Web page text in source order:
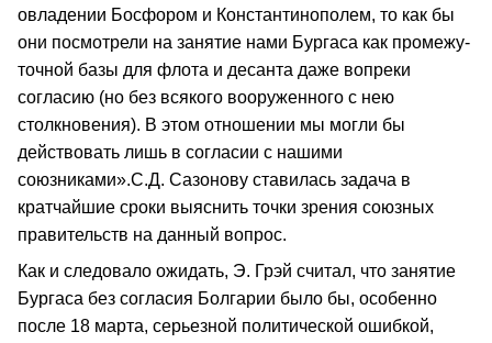
овладении Босфором и Константи­нополем, то как бы
они посмотрели на занятие нами Бургаса как промежу­
точной базы для флота и десанта даже вопреки
согласию (но без всякого вооруженного с нею
столкновения). В этом отношении мы могли бы
действовать лишь в согласии с нашими
союзниками».С.Д. Сазонову ставилась задача в
кратчайшие сроки выяснить точки зрения союзных
правительств на данный вопрос.
Как и следовало ожидать, Э. Грэй считал, что занятие
Бургаса без согласия Болгарии было бы, особенно
после 18 марта, серьезной политической ошибкой,